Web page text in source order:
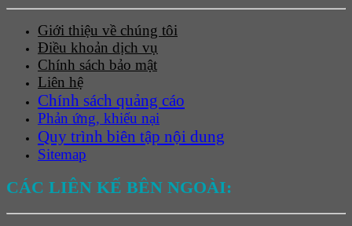
Giới thiệu về chúng tôi
Điều khoản dịch vụ
Chính sách bảo mật
Liên hệ
Chính sách quảng cáo
Phản ứng, khiếu nại
Quy trình biên tập nội dung
Sitemap
CÁC LIÊN KẾ BÊN NGOÀI: